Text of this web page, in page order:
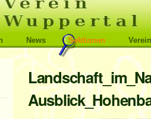
News Sektionen Verein